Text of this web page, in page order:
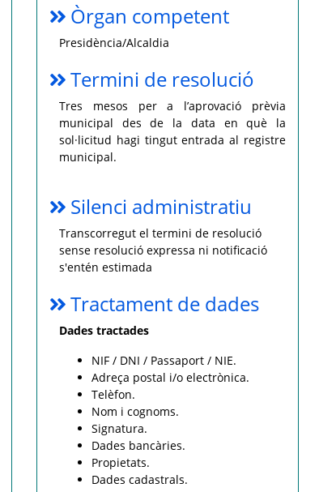
Òrgan competent
Presidència/Alcaldia
Termini de resolució
Tres mesos per a l’aprovació prèvia
municipal des de la data en què la
sol·licitud hagi tingut entrada al registre
municipal.
Silenci administratiu
Transcorregut el termini de resolució
sense resolució expressa ni notificació
s'entén estimada
Tractament de dades
Dades tractades
NIF / DNI / Passaport / NIE.
Adreça postal i/o electrònica.
Telèfon.
Nom i cognoms.
Signatura.
Dades bancàries.
Propietats.
Dades cadastrals.